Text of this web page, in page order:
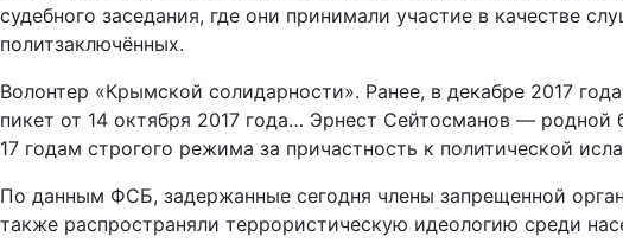
судебного заседания, где они принимали участие в качестве
политзаключённых.
Волонтер «Крымской солидарности». Ранее, в декабре 2017
пикет от 14 октября 2017 года… Эрнест Сейтосманов — родной
17 годам строгого режима за причастность к политической
По данным ФСБ, задержанные сегодня члены запрещенной
также распространяли террористическую идеологию среди